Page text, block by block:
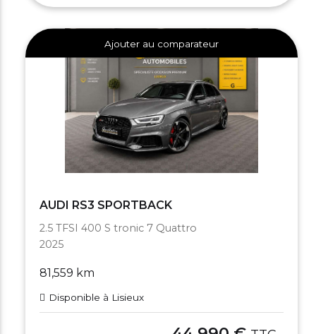
Ajouter au comparateur
AUDI RS3 SPORTBACK
2.5 TFSI 400 S tronic 7 Quattro
2025
81,559 km
Disponible à Lisieux